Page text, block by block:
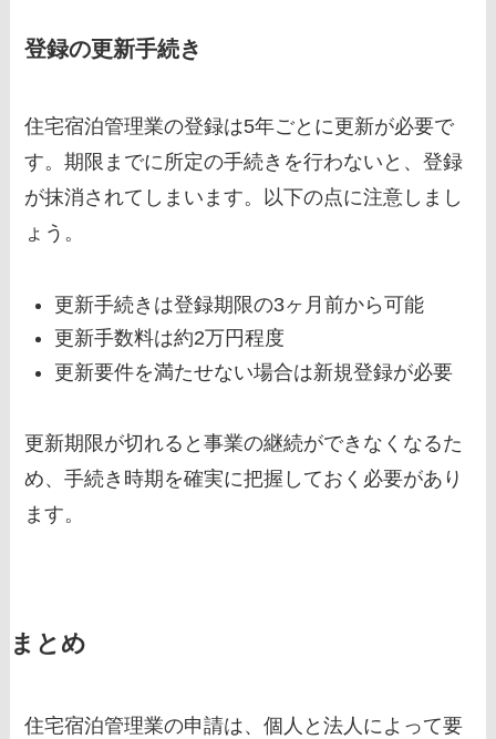
登録の更新手続き
住宅宿泊管理業の登録は5年ごとに更新が必要で
す。期限までに所定の手続きを行わないと、登録
が抹消されてしまいます。以下の点に注意しまし
ょう。
更新手続きは登録期限の3ヶ月前から可能
更新手数料は約2万円程度
更新要件を満たせない場合は新規登録が必要
更新期限が切れると事業の継続ができなくなるた
め、手続き時期を確実に把握しておく必要があり
ます。
まとめ
住宅宿泊管理業の申請は、個人と法人によって要